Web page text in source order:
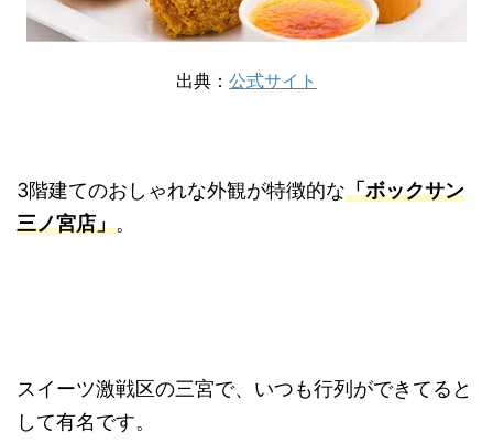
出典： 公式サイト
3階建てのおしゃれな外観が特徴的な「ボックサン
三ノ宮店」。
スイーツ激戦区の三宮で、いつも行列ができてると
して有名です。